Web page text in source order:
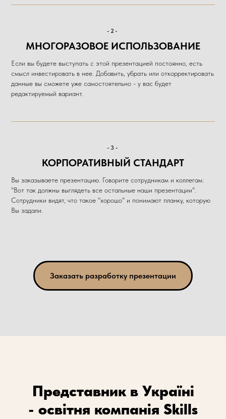
-2-
МНОГОРАЗОВОЕ ИСПОЛЬЗОВАНИЕ
Если вы будете выступать с этой презентацией постоянно, есть
смысл инвестировать в нее. Добавить, убрать или откорректировать
данные вы сможете уже самостоятельно - у вас будет
редактируемый вариант.
-3-
КОРПОРАТИВНЫЙ СТАНДАРТ
Вы заказываете презентацию. Говорите сотрудникам и коллегам:
"Вот так должны выглядеть все остальные наши презентации".
Сотрудники видят, что такое "хорошо" и понимают планку, которую
Вы задали.
Заказать разработку презентации
Представник в Україні
- освітня компанія Skills